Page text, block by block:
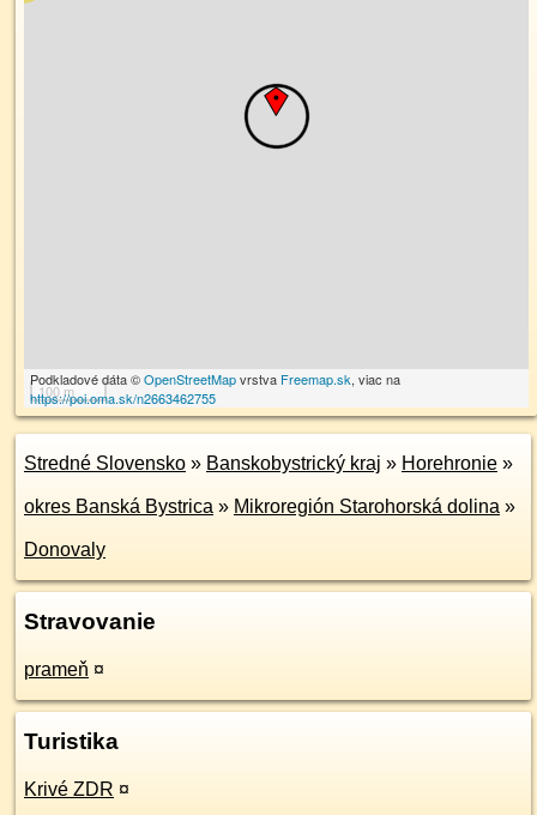
100 m
Podkladové dáta ©OpenStreetMapvrstva Freemap.sk, viac na
https://poi.oma.sk/n2663462755
Stredné Slovensko » Banskobystrický kraj » Horehronie »
okres Banská Bystrica » Mikroregión Starohorská dolina »
Donovaly
Stravovanie
prameň ¤
Turistika
Krivé ZDR ¤